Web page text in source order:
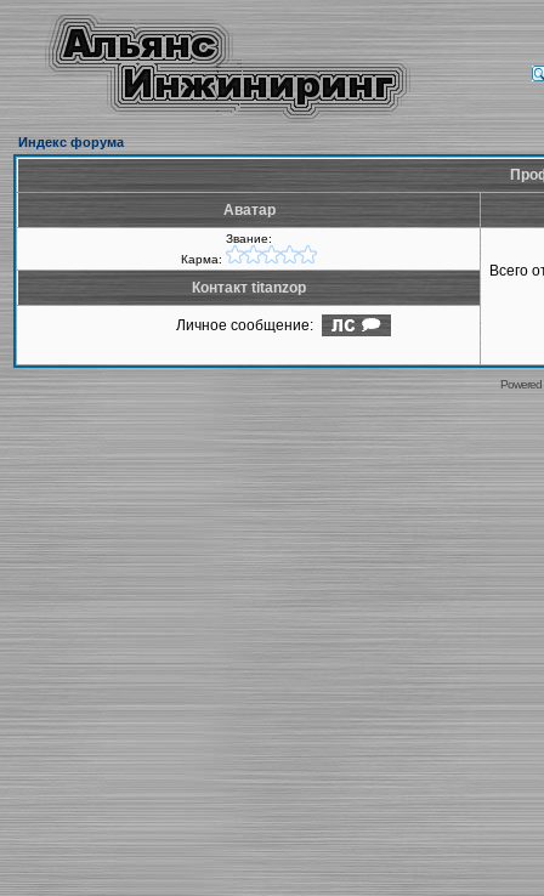
Индекс форума
Аватар
Звание:
Карма:
Всего
Контакт titanzop
Личное сообщение: